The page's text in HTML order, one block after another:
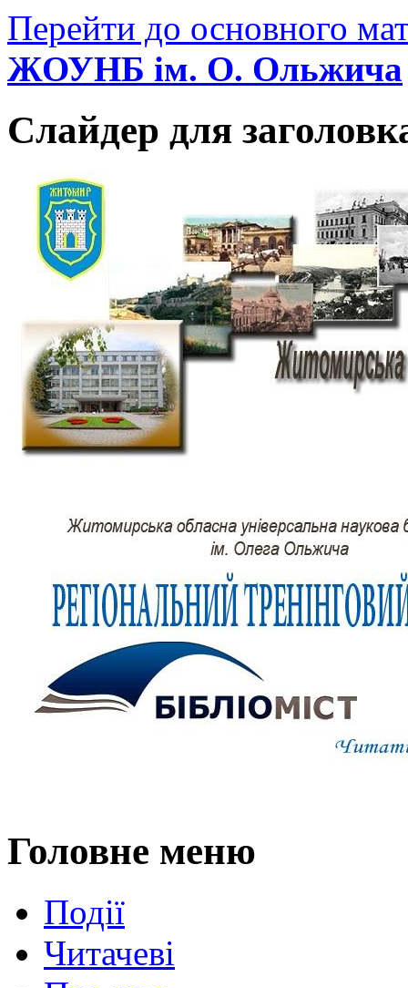
Перейти до основного
ЖОУНБ ім. О. Ольжича
Слайдер для
Головне меню
Події
Читачеві